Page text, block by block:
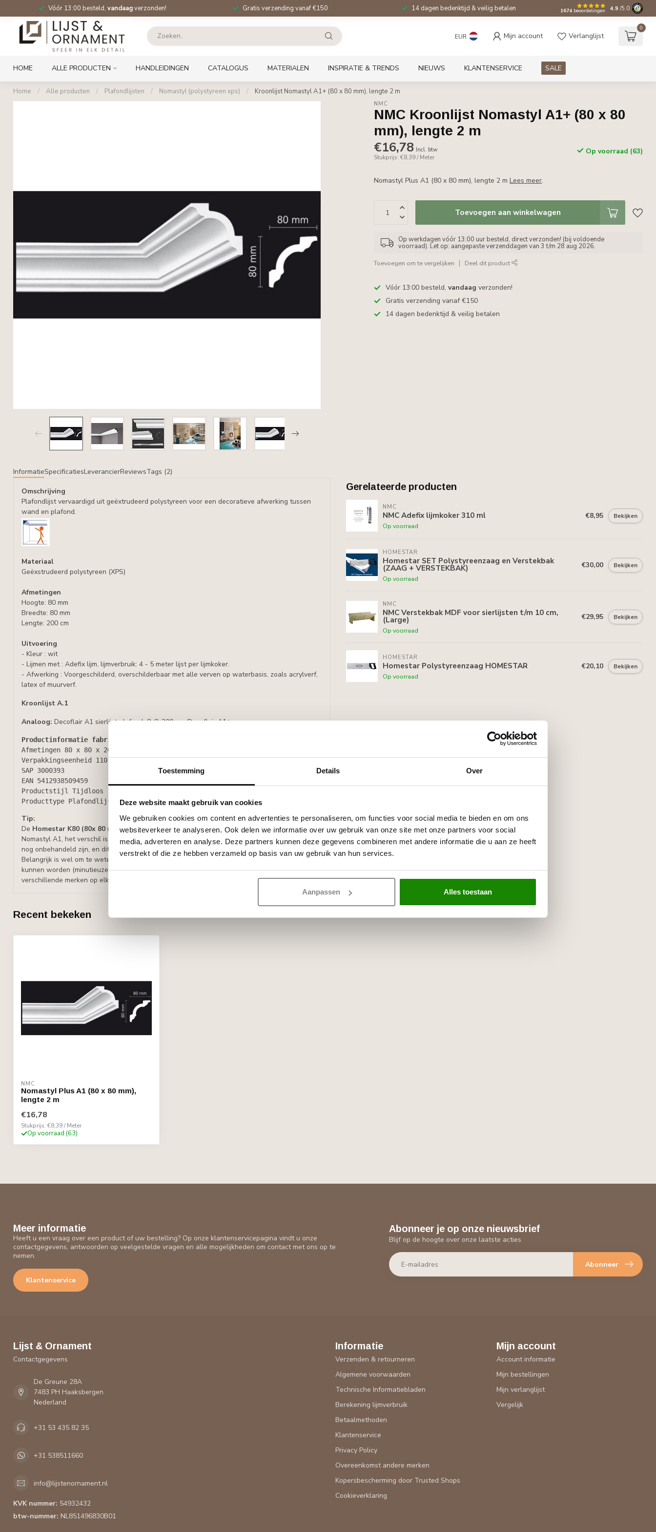
Toestemming Details Over
Deze website maakt gebruik van cookies
We gebruiken cookies om content en advertenties te personaliseren, om functies voor social media te bieden en om ons
websiteverkeer te analyseren. Ook delen we informatie over uw gebruik van onze site met onze partners voor social
media, adverteren en analyse. Deze partners kunnen deze gegevens combineren met andere informatie die u aan ze heeft
verstrekt of die ze hebben verzameld op basis van uw gebruik van hun services.
Aanpassen Alles toestaan
Vóór 13:00 besteld, vandaagverzonden! Gratis verzending vanaf €150 14 dagen bedenktijd & veilig betalen 1674beoordelingen 4.9 /5.0
EUR Mijn account Verlanglijst
0
HOME ALLE PRODUCTEN HANDLEIDINGEN CATALOGUS MATERIALEN INSPIRATIE & TRENDS NIEUWS KLANTENSERVICE SALE
Home / Alle producten / Plafondlijsten / Nomastyl (polystyreen xps) / Kroonlijst Nomastyl A1+ (80 x 80 mm), lengte 2 m
NMC
NMC Kroonlijst Nomastyl A1+ (80 x 80
mm), lengte 2 m
€16,78 Incl. btw
Stukprijs: €8,39 / Meter
Op voorraad (63)
Nomastyl Plus A1 (80 x 80 mm), lengte 2 mLees meer.
Toevoegen aan winkelwagen
Op werkdagen vóór 13:00 uur besteld, direct verzonden! (bij voldoende
voorraad). Let op: aangepaste verzenddagen van 3 t/m 28 aug 2026.
Toevoegen om te vergelijken Deel dit product
Vóór 13:00 besteld,vandaag verzonden!
Gratis verzending vanaf €150
14 dagen bedenktijd & veilig betalen
InformatieSpecificatiesLeverancierReviewsTags (2)
Omschrijving
Plafondlijst vervaardigd uit geëxtrudeerd polystyreen voor een decoratieve afwerking tussen
wand en plafond.
Materiaal
Geëxstrudeerd polystyreen (XPS)
Afmetingen
Hoogte: 80 mm
Breedte: 80 mm
Lengte: 200 cm
Uitvoering
- Kleur : wit
- Lijmen met : Adefix lijm, lijmverbruik: 4 - 5 meter lijst per lijmkoker.
- Afwerking : Voorgeschilderd, overschilderbaar met alle verven op waterbasis, zoals acrylverf,
latex of muurverf.
Kroonlijst A.1
Analoog: Decoflair A1 sierlijst plafond 8x8x200 cm, Decoflair A1+
Productinformatie fabrikant NOËL & MARQUET
Afmetingen 80 x 80 x 2000 mm
Verpakkingseenheid
110 m/doos
SAP 3000393
EAN 5412938509459
Productstijl Tijdloos
Producttype Plafondlijsten
Tip:
De Homestar K80 (80x 80 mm)is wat profiel en materiaal betreft vergelijkbaar met de
Nomastyl A1, het verschil is dat de Nomastyl één keer is voorgeschilderd en de Homestar lijsten
nog onbehandeld zijn, en dit is vooral bij de grote lijsten terug te vinden in het prijsverschil.
Belangrijk is wel om te weten dat de Nomastyl A1 en de Homestar K80 niet door elkaar gebruikt
kunnen worden (minutieuze verschillen, die wel zichtbaar kunnen zijn als de lijsten van de
verschillende merken op elkaar aangesloten worden)
Gerelateerde producten
NMC
NMC Adefix lijmkoker 310 ml
Op voorraad
€8,95 Bekijken
HOMESTAR
Homestar SET Polystyreenzaag en Verstekbak
(ZAAG + VERSTEKBAK)
Op voorraad
€30,00 Bekijken
NMC
NMC Verstekbak MDF voor sierlijsten t/m 10 cm,
(Large)
Op voorraad
€29,95 Bekijken
HOMESTAR
Homestar Polystyreenzaag HOMESTAR
Op voorraad
€20,10 Bekijken
Recent bekeken
NMC
Nomastyl Plus A1 (80 x 80 mm),
lengte 2 m
€16,78
Stukprijs: €8,39 / Meter
Op voorraad (63)
Meer informatie
Heeft u een vraag over een product of uw bestelling? Op onze klantenservicepagina vindt u onze
contactgegevens, antwoorden op veelgestelde vragen en alle mogelijkheden om contact met ons op te
nemen.
Klantenservice
Abonneer je op onze nieuwsbrief
Blijf op de hoogte over onze laatste acties
Abonneer
Lijst & Ornament
Contactgegevens
De Greune 28A
7483 PH Haaksbergen
Nederland
+31 53 435 82 35
+31 538511660
info@lijstenornament.nl
KVK nummer: 54932432
btw-nummer: NL851496830B01
Informatie
Verzenden & retourneren
Algemene voorwaarden
Technische Informatiebladen
Berekening lijmverbruik
Betaalmethoden
Klantenservice
Privacy Policy
Overeenkomst andere merken
Kopersbescherming door Trusted Shops
Cookieverklaring
Mijn account
Account informatie
Mijn bestellingen
Mijn verlanglijst
Vergelijk